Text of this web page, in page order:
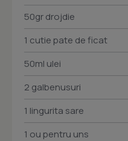
50gr drojdie
1 cutie pate de ficat
50ml ulei
2 galbenusuri
1 lingurita sare
1 ou pentru uns